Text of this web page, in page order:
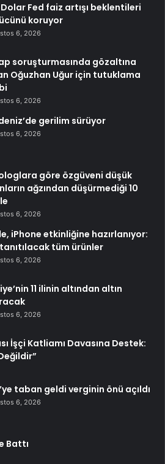
Dolar Fed faiz artışı beklentileri
koruyor
6, 2026
soruşturmasında gözaltına
Oğuzhan Uğur için tutuklama
6, 2026
gerilim sürüyor
6, 2026
göre özgüveni düşük
ağzından düşürmediği 10
6, 2026
iPhone etkinliğine hazırlanıyor:
tüm ürünler
6, 2026
11 ilinin altından altın
6, 2026
İşçi Katliamı Davasına Destek:
taban geldi verginin önü açıldı
6, 2026
Battı